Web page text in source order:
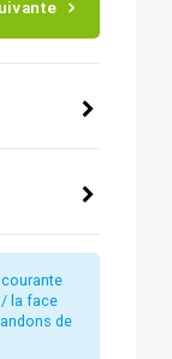
la face
de